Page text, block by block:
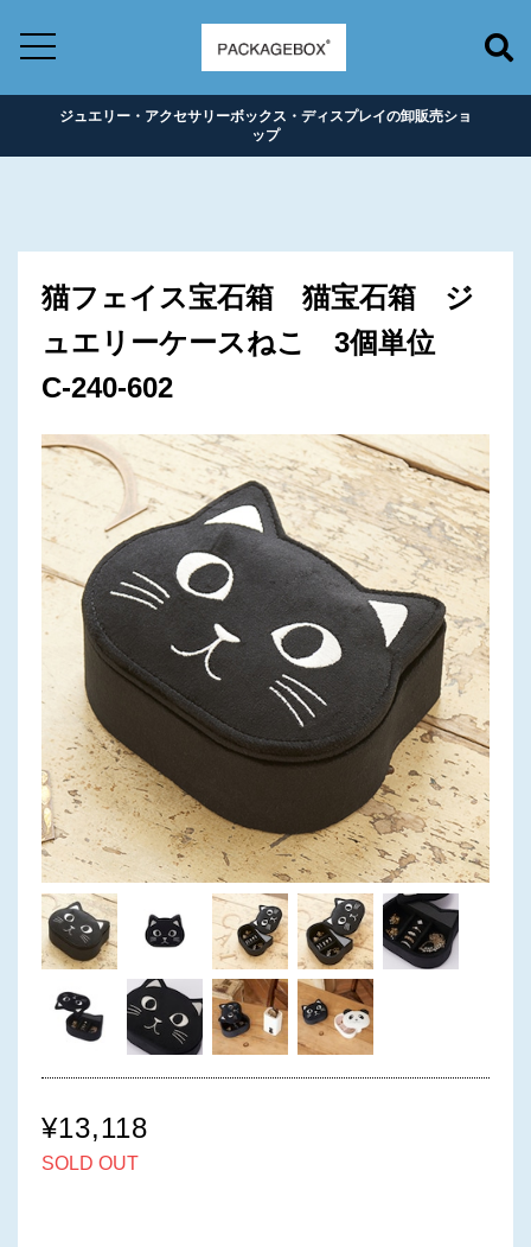
ジュエリー・アクセサリーボックス・ディスプレイの卸販売ショ
ップ
猫フェイス宝石箱 猫宝石箱 ジ
ュエリーケースねこ 3個単位
C-240-602
¥13,118
SOLD OUT